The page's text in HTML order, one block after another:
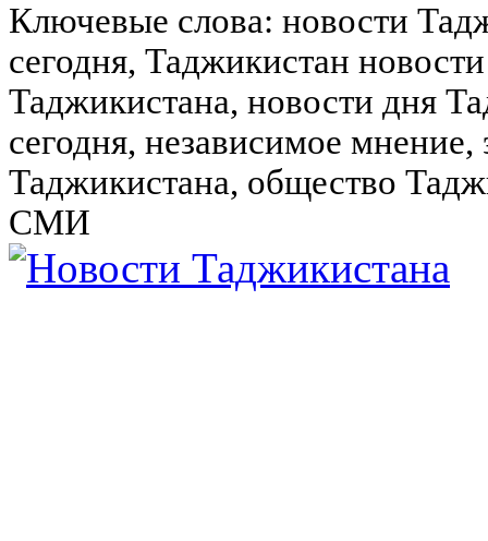
Ключевые слова: новости
сегодня, Таджикистан
Таджикистана, новости дня
сегодня, независимое
Таджикистана, общество
СМИ